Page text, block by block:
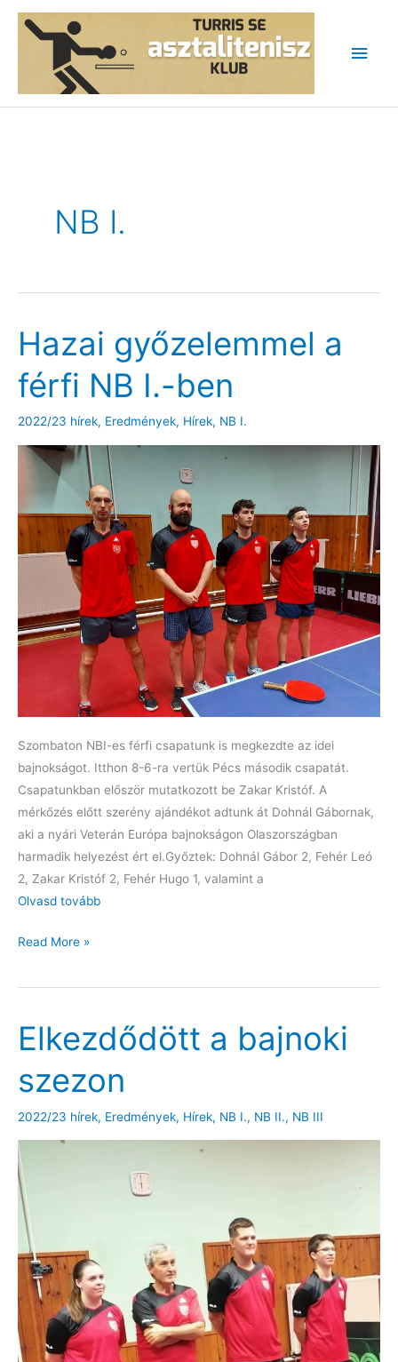
Skip
Main
NB I.
Hazai győzelemmel a
férfi NB I.-ben
2022/23 hírek, Eredmények, Hírek, NB I.
Szombaton NBI-es férfi csapatunk is megkezdte az idei
bajnokságot. Itthon 8-6-ra vertük Pécs második csapatát.
Csapatunkban először mutatkozott be Zakar Kristóf. A
mérkőzés előtt szerény ajándékot adtunk át Dohnál Gábornak,
aki a nyári Veterán Európa bajnokságon Olaszországban
harmadik helyezést ért el.Győztek: Dohnál Gábor 2, Fehér Leó
2, Zakar Kristóf 2, Fehér Hugo 1, valamint a
Olvasd tovább
Hazai
a
NB
I.-
ben
Read More »
Elkezdődött a bajnoki
szezon
2022/23 hírek, Eredmények, Hírek, NB I., NB II., NB III